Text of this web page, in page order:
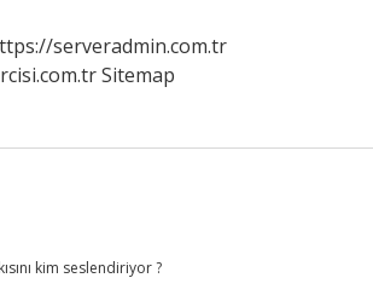
serveradmin.com.tr
Sitemap
kim seslendiriyor ?